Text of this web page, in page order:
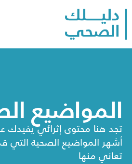
المواضيع
تجد هنا محتوى إثرائي يفيدك
أشهر المواضيع الصحية التي
تعاني منها